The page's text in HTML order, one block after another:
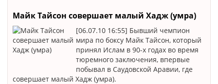
Майк Тайсон совершает малый Хадж (умра)
[06.07.10 16:55] Бывший чемпион
мира по боксу Майк Тайсон, который
принял Ислам в 90-х годах во время
тюремного заключения, впервые
побывал в Саудовской Аравии, где
совершает малый Хадж (умра).